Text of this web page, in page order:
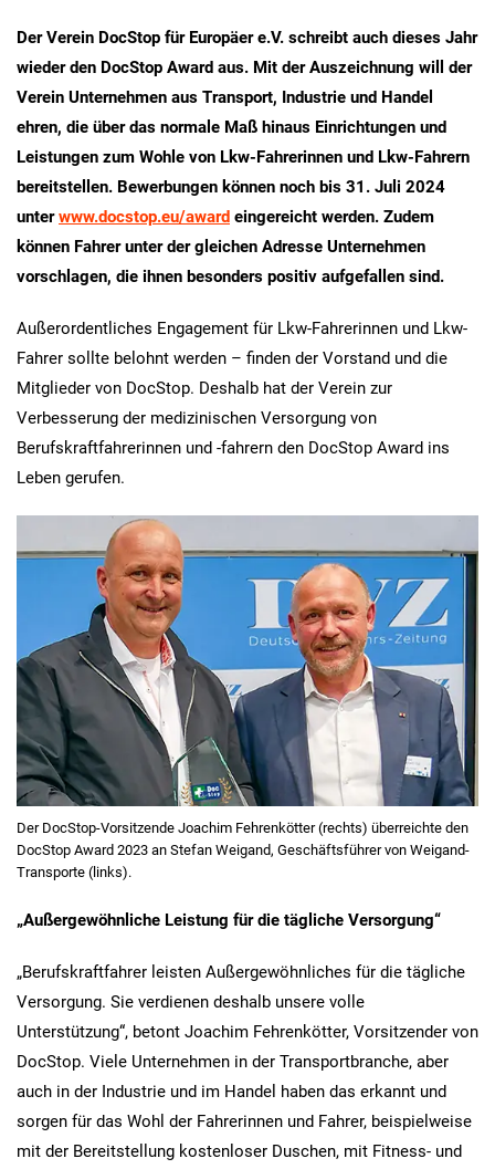
Der Verein DocStop für Europäer e.V. schreibt auch dieses Jahr
wieder den DocStop Award aus. Mit der Auszeichnung will der
Verein Unternehmen aus Transport, Industrie und Handel
ehren, die über das normale Maß hinaus Einrichtungen und
Leistungen zum Wohle von Lkw-Fahrerinnen und Lkw-Fahrern
bereitstellen. Bewerbungen können noch bis 31. Juli 2024
unterwww.docstop.eu/award eingereicht werden. Zudem
können Fahrer unter der gleichen Adresse Unternehmen
vorschlagen, die ihnen besonders positiv aufgefallen sind.
Außerordentliches Engagement für Lkw-Fahrerinnen und Lkw-
Fahrer sollte belohnt werden – finden der Vorstand und die
Mitglieder von DocStop. Deshalb hat der Verein zur
Verbesserung der medizinischen Versorgung von
Berufskraftfahrerinnen und -fahrern den DocStop Award ins
Leben gerufen.
Der DocStop-Vorsitzende Joachim Fehrenkötter (rechts) überreichte den
DocStop Award 2023 an Stefan Weigand, Geschäftsführer von Weigand-
Transporte (links).
„Außergewöhnliche Leistung für die tägliche Versorgung“
„Berufskraftfahrer leisten Außergewöhnliches für die tägliche
Versorgung. Sie verdienen deshalb unsere volle
Unterstützung“, betont Joachim Fehrenkötter, Vorsitzender von
DocStop. Viele Unternehmen in der Transportbranche, aber
auch in der Industrie und im Handel haben das erkannt und
sorgen für das Wohl der Fahrerinnen und Fahrer, beispielweise
mit der Bereitstellung kostenloser Duschen, mit Fitness- und